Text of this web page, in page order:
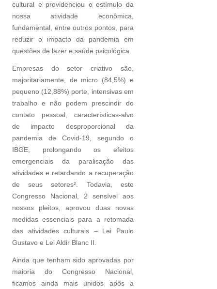
cultural e providenciou o estímulo da
nossa atividade econômica,
fundamental, entre outros pontos, para
reduzir o impacto da pandemia em
questões de lazer e saúde psicológica.
Empresas do setor criativo são,
majoritariamente, de micro (84,5%) e
pequeno (12,88%) porte, intensivas em
trabalho e não podem prescindir do
contato pessoal, características-alvo
de impacto desproporcional da
pandemia de Covid-19, segundo o
IBGE, prolongando os efeitos
emergenciais da paralisação das
atividades e retardando a recuperação
de seus setores². Todavia, este
Congresso Nacional, 2 sensível aos
nossos pleitos, aprovou duas novas
medidas essenciais para a retomada
das atividades culturais – Lei Paulo
Gustavo e Lei Aldir Blanc II.
Ainda que tenham sido aprovadas por
maioria do Congresso Nacional,
ficamos ainda mais unidos após a